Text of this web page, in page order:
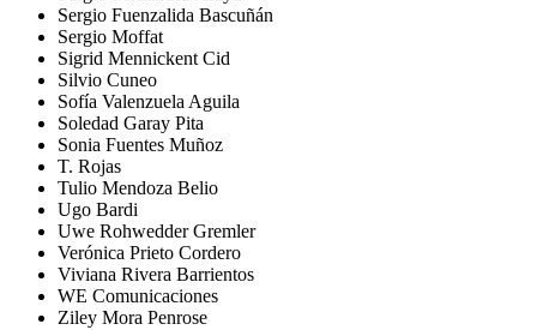
Sergio Fuenzalida Bascuñán
Sergio Moffat
Sigrid Mennickent Cid
Silvio Cuneo
Sofía Valenzuela Aguila
Soledad Garay Pita
Sonia Fuentes Muñoz
T. Rojas
Tulio Mendoza Belio
Ugo Bardi
Uwe Rohwedder Gremler
Verónica Prieto Cordero
Viviana Rivera Barrientos
WE Comunicaciones
Ziley Mora Penrose